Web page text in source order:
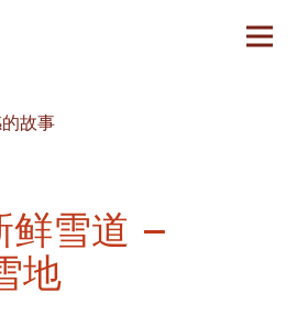
切换
故事
鲜雪道 –
地